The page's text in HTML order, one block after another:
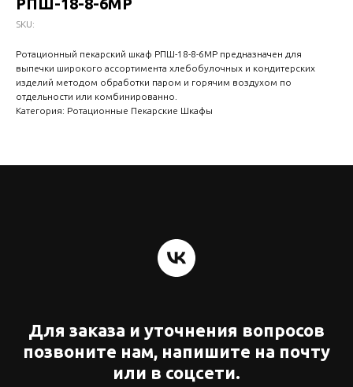
SKU:
Ротационный пекарский шкаф РПШ-18-8-6МР предназначен для
выпечки широкого ассортимента хлебобулочных и кондитерских
изделий методом обработки паром и горячим воздухом по
отдельности или комбинированно.
Категория: Ротационные Пекарские Шкафы
Для заказа и уточнения вопросов
позвоните нам, напишите на почту
или в соцсети.